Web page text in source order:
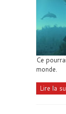
Ce
monde.
Lire la